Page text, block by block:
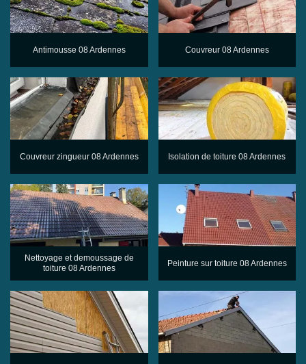
Antimousse 08 Ardennes Couvreur 08 Ardennes
Couvreur zingueur 08 Ardennes Isolation de toiture 08 Ardennes
Nettoyage et demoussage de
toiture 08 Ardennes
Peinture sur toiture 08 Ardennes